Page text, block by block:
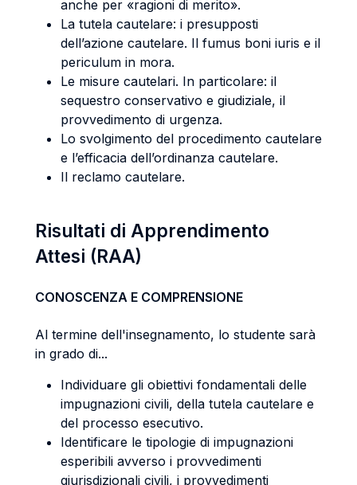
anche per «ragioni di merito».
La tutela cautelare: i presupposti
dell’azione cautelare. Il fumus boni iuris e il
periculum in mora.
Le misure cautelari. In particolare: il
sequestro conservativo e giudiziale, il
provvedimento di urgenza.
Lo svolgimento del procedimento cautelare
e l’efficacia dell’ordinanza cautelare.
Il reclamo cautelare.
Risultati di Apprendimento
Attesi (RAA)
CONOSCENZA E COMPRENSIONE
Al termine dell'insegnamento, lo studente sarà
in grado di...
Individuare gli obiettivi fondamentali delle
impugnazioni civili, della tutela cautelare e
del processo esecutivo.
Identificare le tipologie di impugnazioni
esperibili avverso i provvedimenti
giurisdizionali civili, i provvedimenti